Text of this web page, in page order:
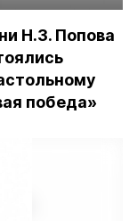
Н.З. Попова
победа»